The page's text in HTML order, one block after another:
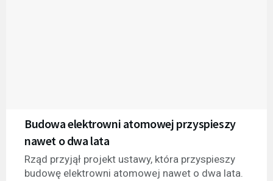
Budowa elektrowni atomowej przyspieszy
nawet o dwa lata
Rząd przyjął projekt ustawy, która przyspieszy
budowę elektrowni atomowej nawet o dwa lata.